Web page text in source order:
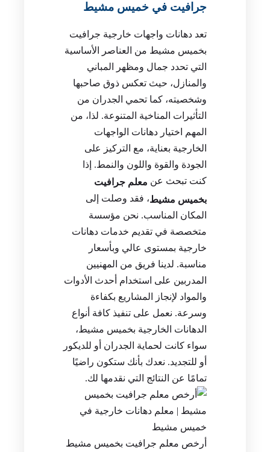
جرافيت في خميس مشيط
تعد دهانات واجهات خارجية جرافيت
بخميس مشيط من العناصر الأساسية
التي تحدد جمال ومظهر المباني
والمنازل، حيث تعكس ذوق صاحبها
وشخصيته، كما تحمي الجدران من
التأثيرات المناخية المتنوعة. لذا، من
المهم اختيار دهانات الواجهات
الخارجية بعناية، مع التركيز على
الجودة والقوة واللون والنمط. إذا
كنت تبحث عن معلم جرافيت
بخميس مشيط ، فقد وصلت إلى
المكان المناسب. نحن مؤسسة
متخصصة في تقديم خدمات دهانات
خارجية بمستوى عالي وبأسعار
مناسبة. لدينا فريق من المهنيين
المدربين على استخدام أحدث الأدوات
والمواد لإنجاز المشاريع بكفاءة
وسرعة. نعمل على تنفيذ كافة أنواع
الدهانات الخارجية بخميس مشيط،
سواء كانت لحماية الجدران أو للديكور
أو للتجديد. نعدك بأنك ستكون راضيًا
تمامًا عن النتائج التي نقدمها لك.
أرخص معلم جرافيت بخميس مشيط